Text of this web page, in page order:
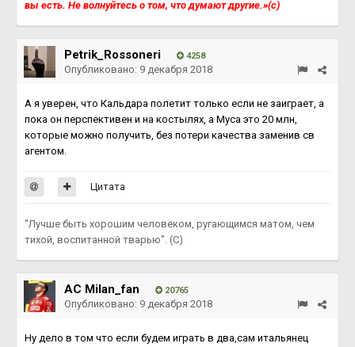
вы есть. Не волнуйтесь о том, что думают другие.»(с)
Petrik_Rossoneri 4258
Опубликовано: 9 декабря 2018
А я уверен, что Кальдара полетит только если не заиграет, а
пока он перспективен и на костылях, а Муса это 20 млн,
которые можно получить, без потери качества заменив св
агентом.
Цитата
"Лучше быть хорошим человеком, ругающимся матом, чем
тихой, воспитанной тварью". (С)
AC Milan_fan 20765
Опубликовано: 9 декабря 2018
Ну дело в том что если будем играть в два,сам итальянец